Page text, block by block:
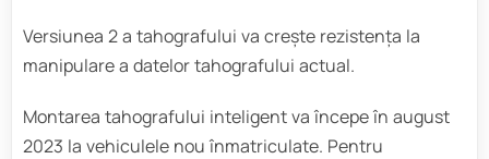
Versiunea 2 a tahografului va crește rezistența la
manipulare a datelor tahografului actual.
Montarea tahografului inteligent va începe în august
2023 la vehiculele nou înmatriculate. Pentru